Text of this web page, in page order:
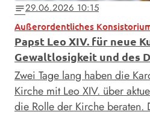
notes29.06.2026 10:15
Außerordentliches
Papst Leo XIV. für neue
Gewaltlosigkeit und des
Zwei Tage lang haben die
Kirche mit Leo XIV. über
die Rolle der Kirche beraten.